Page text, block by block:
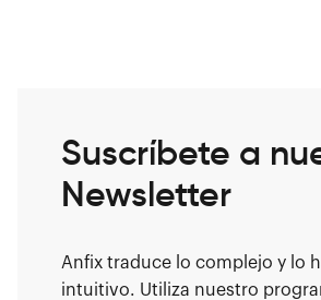
Suscríbete a
Newsletter
Anfix traduce lo complejo y lo
intuitivo. Utiliza nuestro